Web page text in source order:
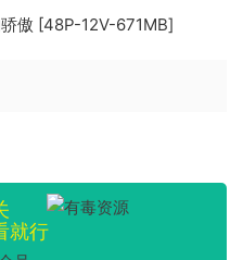
傲 [48P-12V-671MB]
就行